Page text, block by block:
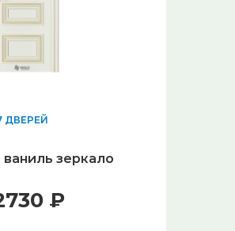
ДВЕРЕЙ
ваниль зеркало
₽